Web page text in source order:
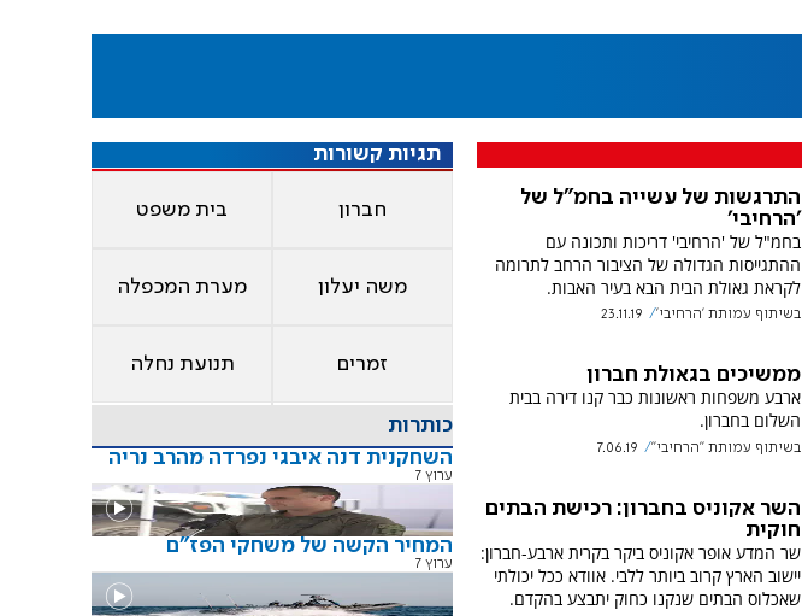
התרגשות של עשייה בחמ"ל של
'הרחיבי'
בחמ"ל של 'הרחיבי' דריכות ותכונה עם
ההתגייסות הגדולה של הציבור הרחב לתרומה
לקראת גאולת הבית הבא בעיר האבות.
בשיתוף עמותת 'הרחיבי' 23.11.19
ממשיכים בגאולת חברון
ארבע משפחות ראשונות כבר קנו דירה בבית
השלום בחברון.
בשיתוף עמותת ''הרחיבי'' 7.06.19
השר אקוניס בחברון: רכישת הבתים
חוקית
שר המדע אופר אקוניס ביקר בקרית ארבע-חברון:
יישוב הארץ קרוב ביותר ללבי. אוודא ככל יכולתי
שאכלוס הבתים שנקנו כחוק יתבצע בהקדם.
תגיות קשורות
חברון בית משפט
משה יעלון מערת המכפלה
זמרים תנועת נחלה
כותרות
השחקנית דנה איבגי נפרדה מהרב נריה
ערוץ 7
המחיר הקשה של משחקי הפז"ם
ערוץ 7